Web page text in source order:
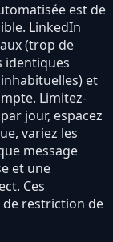
est de
LinkedIn
(trop de
identiques
et
Limitez-
jour, espacez
variez les
message
et une
Ces
de restriction de